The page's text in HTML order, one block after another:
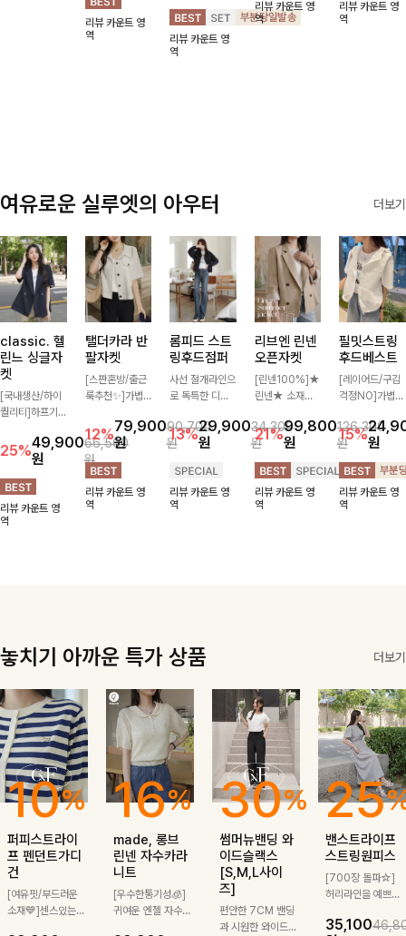
로 고급스러움도
놓치지 말아요♥
리뷰 카운트 영
역
바지 조합으로
꾸안꾸 무드 제
대로 살려주는
트레이닝 세트
리뷰 카운트 영
역
라벨 디테일이
은은한 포인트를
리뷰 카운트 영
역
매 디테일과 부
드러운 분위기가
리뷰 카운트 영
역
여유로운 실루엣의 아우터 더보기
classic. 헬
린느 싱글자
켓
[국내생산/하이
퀄리티]하프기
않은 기장으로
클래식이 주는
멋!스탠다드한
핏이 멋스러운,
쾌적하면서 세련
된 무드의 썸머
25%49,900
원
66,500
원
리뷰 카운트 영
역
탤더카라 반
팔자켓
[스판혼방/출근
룩추천✨]가볍
은 반팔 자켓으
로, 큼직한 버튼
과 플랩 포켓 디
테일이 캐주얼하
면서도 세련된
무드를 완성해드
12%79,900
원
90,700
원
리뷰 카운트 영
역
롬피드 스트
링후드점퍼
사선 절개라인으
로 독특한 디자
가볍고 심플해서
데일리로 간단하
스트링점퍼에요!
13%29,900
원
34,300
원
리뷰 카운트 영
역
리브엔 린넨
오픈자켓
[린넨100%]★
린넨★ 소재의
디자인으로 더욱
경쾌한 자켓! 자
수 디테일로 세
련된 포인트까지
모두 가진 믿을
만한 아이템이에
21%99,800
원
126,300
원
리뷰 카운트 영
역
필밋스트링
후드베스트
[레이어드/구김
걱정NO]가볍게
캐주얼 무드의
스트링 후드 베
스트 🖤 밑단 스
트링 디테일로
핏 조절이 가능
해 더욱 멋스럽
15%원
리뷰 카운트 영
역
놓치기 아까운 특가 상품 더보기
10%
퍼피스트라이
프 펜던트가디
건
[여유핏/부드러운
소재💙]센스있는
16%
made, 롱브
린넨 자수카라
니트
[우수한통기성🧊]
귀여운 엔젤 자수
30%
썸머뉴밴딩 와
이드슬랙스
[S,M,L사이
즈]
편안한 7CM 밴딩
과 시원한 와이드
25
밴스트라이프
스트링원피스
[700장 돌파☆]
허리라인을 예쁘게
깔끔한 스트라이프
35,100